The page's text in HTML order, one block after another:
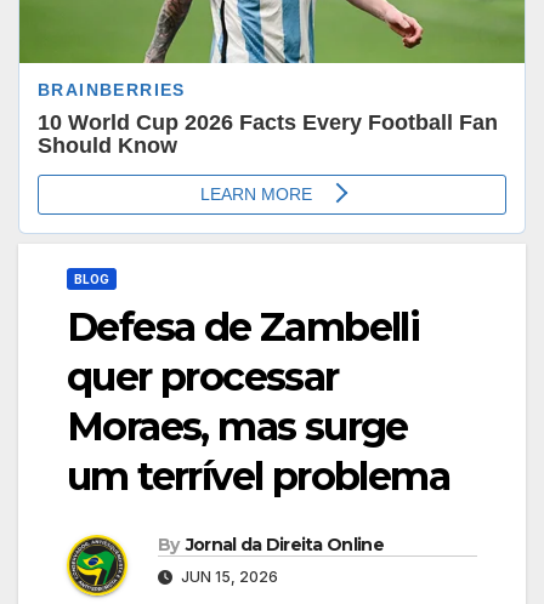
BLOG
Defesa de Zambelli
quer processar
Moraes, mas surge
um terrível problema
By Jornal da Direita Online
JUN 15, 2026